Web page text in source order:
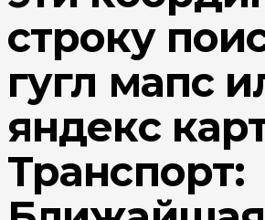
строку
гугл мапс
яндекс
Транспорт: